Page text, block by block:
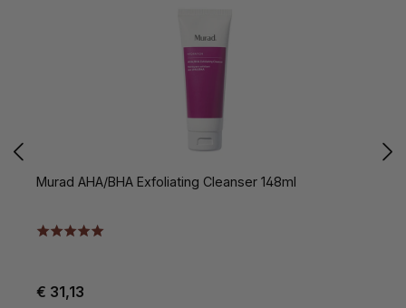
Murad AHA/BHA Exfoliating Cleanser 148ml
€ 31,13